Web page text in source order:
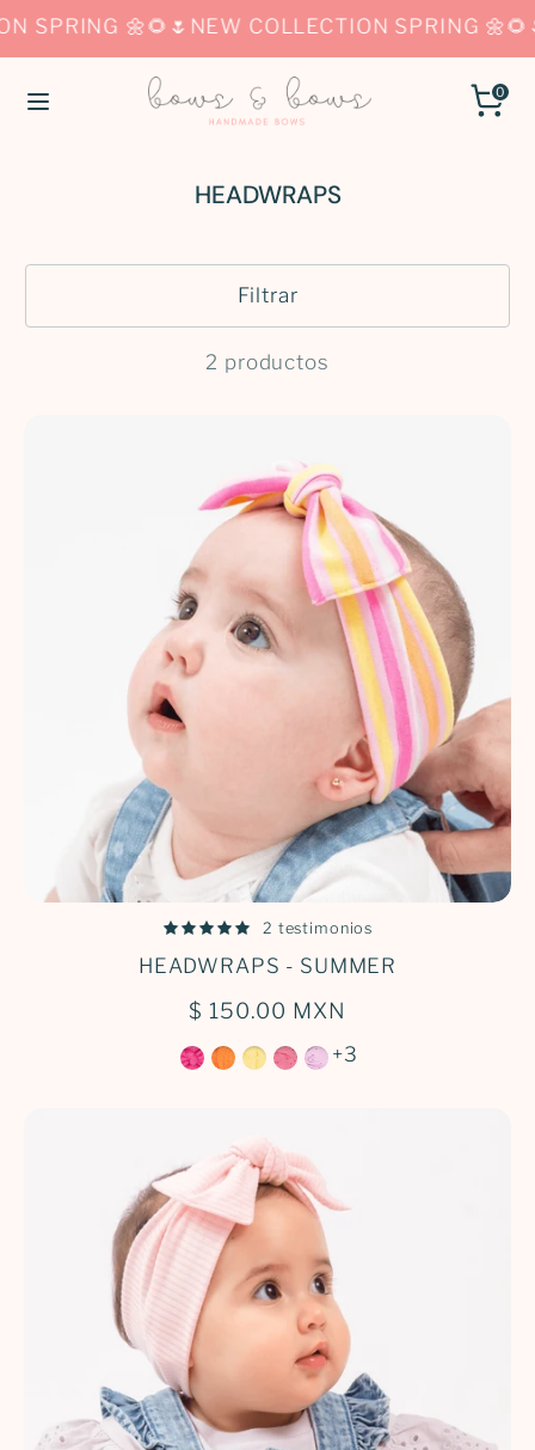
Ir
contenido
SPRING 🌼🌻🌷 NEW COLLECTION SPRING 🌼🌻🌷
0
Buscar
Iniciar sesión
HEADWRAPS
Filtrar
2 productos
2 testimonios
HEADWRAPS - SUMMER
$ 150.00 MXN
+3